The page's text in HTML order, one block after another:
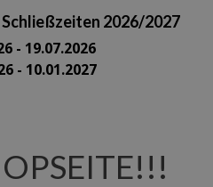
2026/2027
- 19.07.2026
- 10.01.2027